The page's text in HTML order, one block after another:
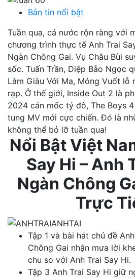
Bản tin nổi bật
Tuần qua, cả nước rộn ràng với
chương trình thực tế Anh Trai
Ngàn Chông Gai. Vụ Châu Bùi
sốc. Tuấn Trần, Diệp Bảo Ngọc
Làm Giàu Với Ma, Móng Vuốt lỗ
rạp. Ở thế giới, Inside Out 2 là
2024 cán mốc tỷ đô, The Boys
tung MV mới cực chiến. Đó là
không thể bỏ lỡ tuần qua!
Nổi Bật Việt
Say Hi – Anh
Ngàn Chông
Trực
Tập 1 và bài hát chủ đề
Chông Gai nhận mưa lời
chu so với Anh Trai Say Hi.
Tập 3 Anh Trai Say Hi giữ